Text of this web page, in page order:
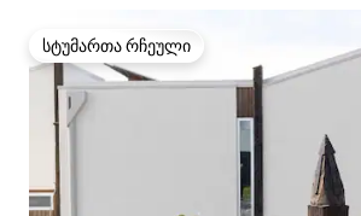
სტუმართა რჩეული
სტუმართა რჩეული